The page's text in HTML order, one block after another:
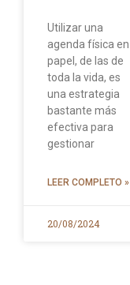
Utilizar una
agenda física en
papel, de las de
toda la vida, es
una estrategia
bastante más
efectiva para
gestionar
LEER COMPLETO »
20/08/2024